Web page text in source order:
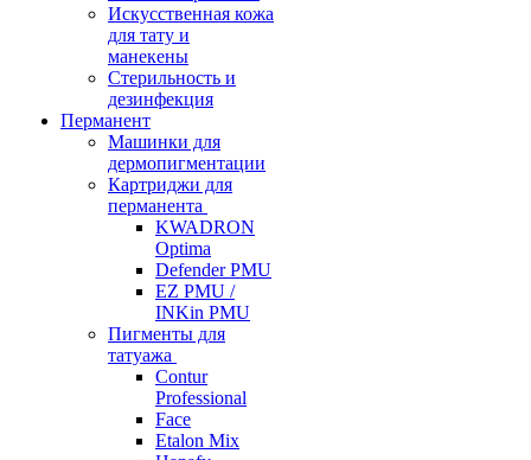
Искусственная кожа
для тату и
манекены
Стерильность и
дезинфекция
Перманент
Машинки для
дермопигментации
Картриджи для
перманента
KWADRON
Optima
Defender PMU
EZ PMU /
INKin PMU
Пигменты для
татуажа
Contur
Professional
Face
Etalon Mix